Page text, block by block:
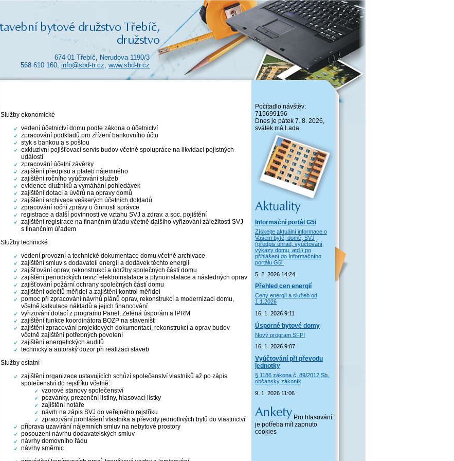
674 01 Třebíč, Nerudova 1190/3
568 610 160, info@sbd-tr.cz, www.sbd-tr.cz
Počítadlo návštěv:
715699196
Dnes je pátek 7. 8. 2026,
svátek má Lada
Informační portál G5i
Získejte aktuální informace o
Vašem bytě, domě, SVJ
(předpis úhrad, vyúčtování,
výkazy domu, atd.) po
přihlášení do Informačního
portálu G5i.
5. 2. 2026 14:24
Přehled cen energií
Ceny energií a služeb od
1.1.2026
16. 1. 2026 9:11
Úsporné bytové domy
Nový program SFPI
16. 1. 2026 9:07
Vyúčtování při převodu
jednotky
§ 1186 zákona č. 89/2012 Sb.,
občanský zákoník
9. 1. 2026 11:06
Pro hlasování
je potřeba mít zapnuto
cookies
Služby ekonomické
vedení účetnictví domu podle zákona o účetnictví
zpracování podkladů pro zřízení bankovního účtu
styk s bankou a s poštou
exkluzivní pojišťovací servis budov včetně spolupráce na likvidaci pojistných
událostí
zpracování účetní závěrky
zajištění předpisu a plateb nájemného
zajištění ročního vyúčtování služeb
evidence dlužníků a vymáhání pohledávek
zajištění dotací a úvěrů na opravy domů
zajištění archivace veškerých účetních dokladů
zpracování roční zprávy o činnosti správce
registrace a další povinnosti ve vztahu SVJ a zdrav. a soc. pojištění
zajištění registrace na finančním úřadu včetně dalšího vyřizování záležitostí SVJ
s finančním úřadem
Služby technické
vedení provozní a technické dokumentace domu včetně archivace
zajištění smluv s dodavateli energií a dodávek těchto energií
zajišťování oprav, rekonstrukcí a údržby společných částí domu
zajištění periodických revizí elektroinstalace a plynoinstalace a následných oprav
zajišťování požární ochrany společných částí domu
zajištění odečtů měřidel a zajištění kontrol měřidel
pomoc při zpracování návrhů plánů oprav, rekonstrukcí a modernizaci domu,
včetně kalkulace nákladů a jejich financování
vyřizování dotací z programu Panel, Zelená úsporám a IPRM
zajištění funkce koordinátora BOZP na staveništi
zajištění zpracování projektových dokumentací, rekonstrukcí a oprav budov
včetně zajištění potřebných povolení
zajištění energetických auditů
technický a autorský dozor při realizaci staveb
Služby ostatní
zajištění organizace ustavujících schůzí společenství vlastníků až po zápis
společenství do rejstříku včetně:
vzorové stanovy společenství
pozvánky, prezenční listiny, hlasovací lístky
zajištění notáře
návrh na zápis SVJ do veřejného rejstříku
zpracování prohlášení vlastníka a převody jednotlivých bytů do vlastnictví
příprava uzavírání nájemních smluv na nebytové prostory
posouzení návrhu dodavatelských smluv
návrhy domovního řádu
návrhy směrnic